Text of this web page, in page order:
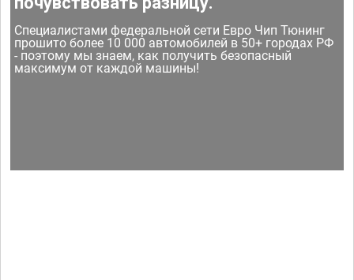
Специалистами федеральной сети Евро Чип Тюнинг
прошито более 10 000 автомобилей в 50+ городах РФ
- поэтому мы знаем, как получить безопасный
максимум от каждой машины!